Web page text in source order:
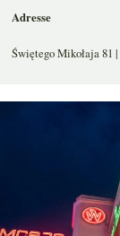
Adresse
Świętego Mikołaja 81 |